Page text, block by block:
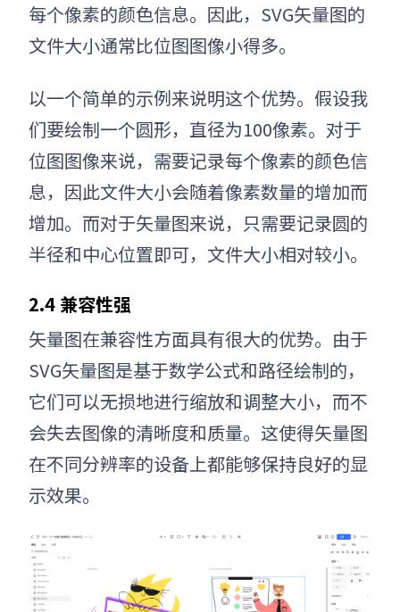
每个像素的颜色信息。因此， SVG矢量图的
文件大小通常比位图图像小得多。
以一个简单的示例来说明这个优势。假设我
们要绘制一个圆形，直径为100像素。对于
位图图像来说，需要记录每个像素的颜色信
息，因此文件大小会随着像素数量的增加而
增加。而对于矢量图来说，只需要记录圆的
半径和中心位置即可，文件大小相对较小。
2.4 兼容性强
矢量图在兼容性方面具有很大的优势。由于
SVG矢量图是基于数学公式和路径绘制的，
它们可以无损地进行缩放和调整大小，而不
会失去图像的清晰度和质量。这使得矢量图
在不同分辨率的设备上都能够保持良好的显
示效果。